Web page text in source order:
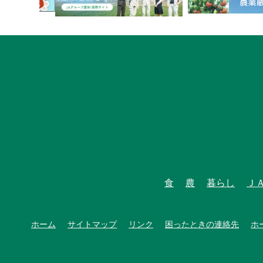
食 農 暮らし Ｊ
ホーム サイトマップ リンク 困ったときの連絡先 ホ